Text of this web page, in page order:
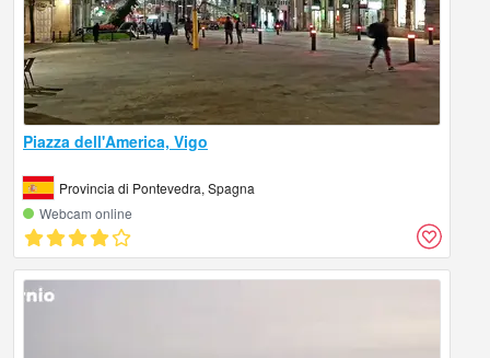
Piazza dell'America, Vigo
Provincia di Pontevedra, Spagna
Webcam online